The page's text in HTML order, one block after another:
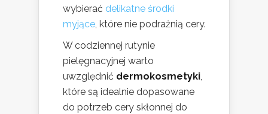
wybierać delikatne środki
myjące, które nie podrażnią cery.
W codziennej rutynie
pielęgnacyjnej warto
uwzględnić dermokosmetyki,
które są idealnie dopasowane
do potrzeb cery skłonnej do